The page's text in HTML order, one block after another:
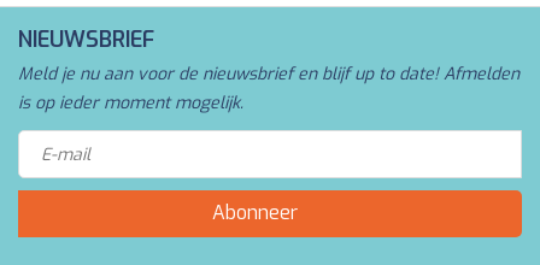
NIEUWSBRIEF
Meld je nu aan voor de nieuwsbrief en blijf up to date! Afmelden
is op ieder moment mogelijk.
Abonneer